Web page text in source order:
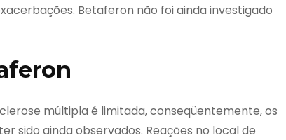
Betaferon não foi ainda investigado
múltipla é limitada, conseqüentemente, os
sido ainda observados. Reações no local de